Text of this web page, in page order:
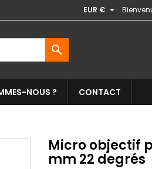
EUR € 

NOUS ? CONTACT
Micro objectif
mm 22 degrés